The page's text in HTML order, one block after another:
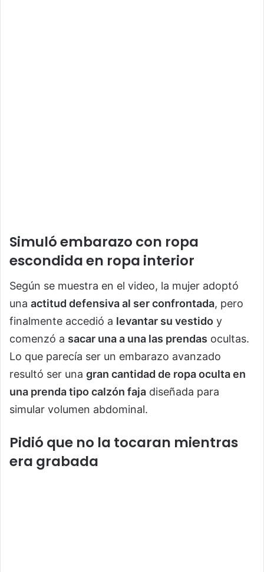
Simuló embarazo con ropa
escondida en ropa interior
Según se muestra en el video, la mujer adoptó
una actitud defensiva al ser confrontada, pero
finalmente accedió a levantar su vestido y
comenzó a sacar una a una las prendas ocultas.
Lo que parecía ser un embarazo avanzado
resultó ser una gran cantidad de ropa oculta en
una prenda tipo calzón faja diseñada para
simular volumen abdominal.
Pidió que no la tocaran mientras
era grabada